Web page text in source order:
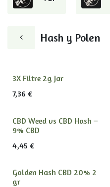
Hash y Polen
3X Filtre 2g Jar
7,36 €
CBD Weed vs CBD Hash –
9% CBD
4,45 €
Golden Hash CBD 20% 2
gr